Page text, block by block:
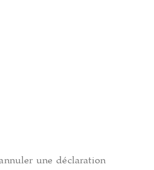
une déclaration